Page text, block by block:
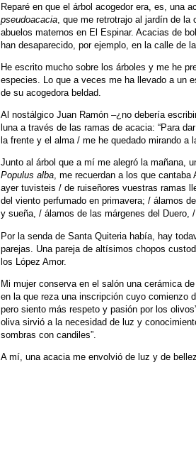
Reparé en que el árbol acogedor era, es, una
pseudoacacia , que me retrotrajo al jardín de
abuelos maternos en El Espinar. Acacias de
han desaparecido, por ejemplo, en la calle de
He escrito mucho sobre los árboles y me he
especies. Lo que a veces me ha llevado a un
de su acogedora beldad.
Al nostálgico Juan Ramón –¿no debería
luna a través de las ramas de acacia: “Para
la frente y el alma / me he quedado mirando a
Junto al árbol que a mí me alegró la mañana,
Populus alba, me recuerdan a los que cantaba
ayer tuvisteis / de ruiseñores vuestras ramas
del viento perfumado en primavera; / álamos
y sueña, / álamos de las márgenes del Duero,
Por la senda de Santa Quiteria había, hay
parejas. Una pareja de altísimos chopos
los López Amor.
Mi mujer conserva en el salón una cerámica
en la que reza una inscripción cuyo comienzo
pero siento más respeto y pasión por los
oliva sirvió a la necesidad de luz y
sombras con candiles”.
A mí, una acacia me envolvió de luz y de